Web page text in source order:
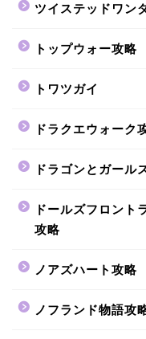
ツイステッドワン
トップウォー攻略
トワツガイ
ドラクエウォーク
ドラゴンとガール
ドールズフロント
攻略
ノアズハート攻略
ノフランド物語攻